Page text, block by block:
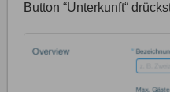
Button “Unterkunft“